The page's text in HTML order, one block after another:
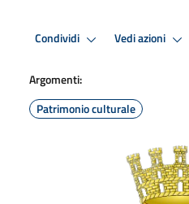
Condividi Vedi azioni
Argomenti:
Patrimonio culturale